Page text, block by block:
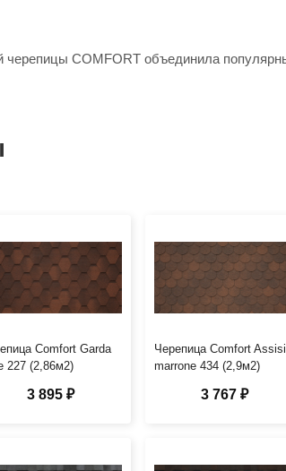
черепицы COMFORT объединила
Comfort Garda
227 (2,86м2)
3 895 ₽
Черепица Comfort Assisi
marrone 434 (2,9м2)
3 767 ₽